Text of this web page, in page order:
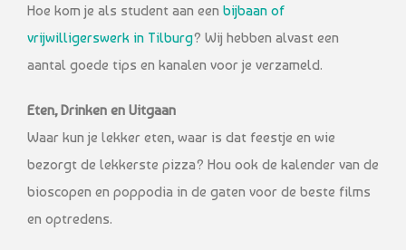
Hoe kom je als student aan een bijbaan of
vrijwilligerswerk in Tilburg? Wij hebben alvast een
aantal goede tips en kanalen voor je verzameld.
Eten, Drinken en Uitgaan
Waar kun je lekker eten, waar is dat feestje en wie
bezorgt de lekkerste pizza? Hou ook de kalender van de
bioscopen en poppodia in de gaten voor de beste films
en optredens.